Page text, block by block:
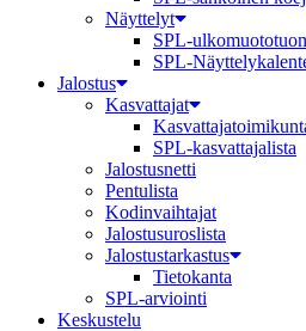
Näyttelyt
SPL-
SPL-
Jalostus
Kasvattajat
SPL-kasvattajalista
Jalostusnetti
Pentulista
Kodinvaihtajat
Jalostusuroslista
Jalostustarkastus
Tietokanta
SPL-arviointi
Keskustelu